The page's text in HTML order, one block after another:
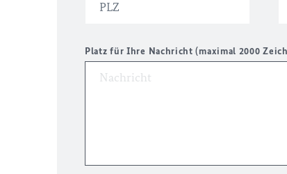
Platz für Ihre Nachricht (maximal 2000